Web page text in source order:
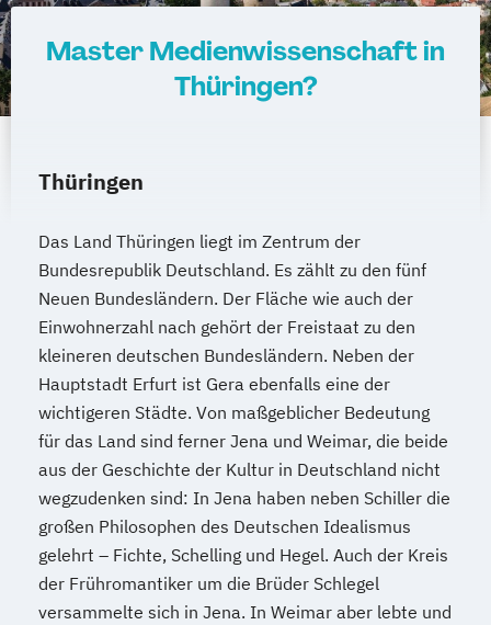
Master Medienwissenschaft in
Thüringen?
Thüringen
Das Land Thüringen liegt im Zentrum der
Bundesrepublik Deutschland. Es zählt zu den fünf
Neuen Bundesländern. Der Fläche wie auch der
Einwohnerzahl nach gehört der Freistaat zu den
kleineren deutschen Bundesländern. Neben der
Hauptstadt Erfurt ist Gera ebenfalls eine der
wichtigeren Städte. Von maßgeblicher Bedeutung
für das Land sind ferner Jena und Weimar, die beide
aus der Geschichte der Kultur in Deutschland nicht
wegzudenken sind: In Jena haben neben Schiller die
großen Philosophen des Deutschen Idealismus
gelehrt – Fichte, Schelling und Hegel. Auch der Kreis
der Frühromantiker um die Brüder Schlegel
versammelte sich in Jena. In Weimar aber lebte und